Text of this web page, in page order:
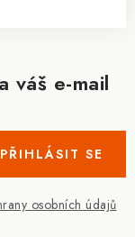
váš e-mail
osobních údajů
PŘIHLÁSIT SE